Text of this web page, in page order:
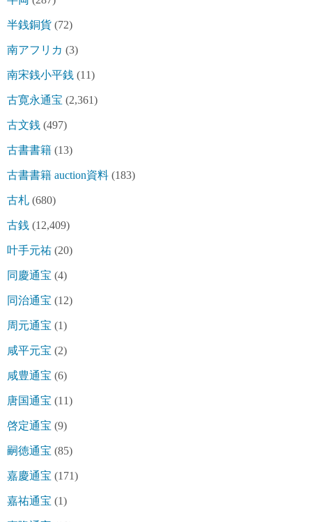
半銭銅貨 (72)
南アフリカ (3)
南宋銭小平銭 (11)
古寛永通宝 (2,361)
古文銭 (497)
古書書籍 (13)
古書書籍 auction資料 (183)
古札 (680)
古銭 (12,409)
叶手元祐 (20)
同慶通宝 (4)
同治通宝 (12)
周元通宝 (1)
咸平元宝 (2)
咸豊通宝 (6)
唐国通宝 (11)
啓定通宝 (9)
嗣徳通宝 (85)
嘉慶通宝 (171)
嘉祐通宝 (1)